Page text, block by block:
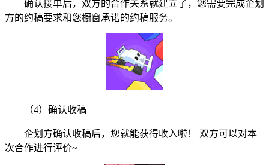
确认接单后，双方的合作关系就建立了，您需要完成企划
方的约稿要求和您橱窗承诺的约稿服务。
（4）确认收稿
企划方确认收稿后，您就能获得收入啦！ 双方可以对本
次合作进行评价~